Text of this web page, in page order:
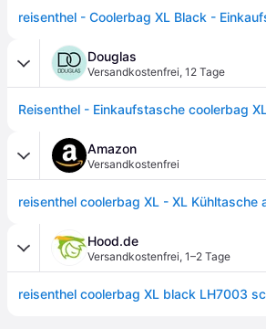
Douglas
Versandkostenfrei, 12 Tage
Amazon
Versandkostenfrei
Hood.de
Versandkostenfrei, 1–2 Tage